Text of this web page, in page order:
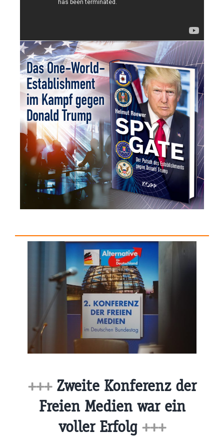
+++Zweite Konferenz der
Freien Medien war ein
voller Erfolg +++